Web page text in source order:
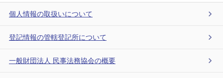
個人情報の取扱いについて
登記情報の管轄登記所について
一般財団法人 民事法務協会の概要